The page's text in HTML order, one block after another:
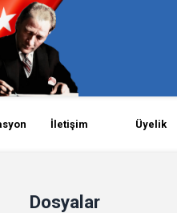
İletişim Üyelik
Dosyalar